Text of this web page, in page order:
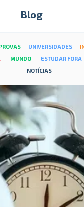
Blog
PROVAS UNIVERSIDADES
MUNDO ESTUDAR FORA
NOTÍCIAS